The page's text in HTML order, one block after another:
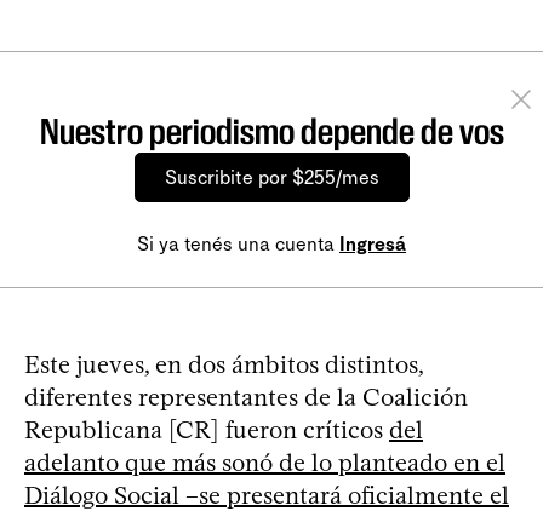
Nuestro periodismo depende de vos
Suscribite por $255/mes
Si ya tenés una cuenta Ingresá
Este jueves, en dos ámbitos distintos,
diferentes representantes de la Coalición
Republicana [CR] fueron críticos del
adelanto que más sonó de lo planteado en el
Diálogo Social –se presentará oficialmente el